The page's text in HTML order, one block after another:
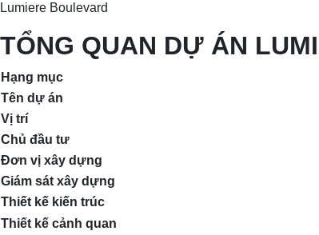
Lumiere Boulevard
TỔNG QUAN DỰ ÁN
Hạng mục
Tên dự án
Vị trí
Chủ đầu tư
Đơn vị xây dựng
Giám sát xây dựng
Thiết kế kiến trúc
Thiết kế cảnh quan